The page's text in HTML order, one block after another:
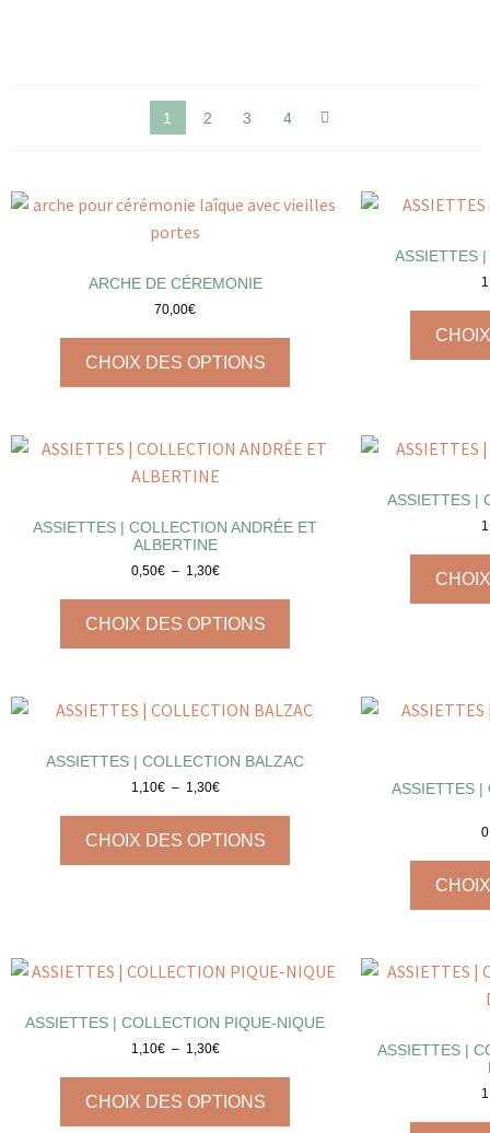
1 2 3 4
ARCHE DE CÉREMONIE
70,00€
CHOIX DES OPTIONS
ASSIETTES
ASSIETTES | COLLECTION ANDRÉE ET
ALBERTINE
0,50€ – 1,30€
CHOIX DES OPTIONS
ASSIETTES |
ASSIETTES | COLLECTION BALZAC
1,10€ – 1,30€
CHOIX DES OPTIONS
ASSIETTES |
ASSIETTES | COLLECTION PIQUE-NIQUE
1,10€ – 1,30€
CHOIX DES OPTIONS
ASSIETTES |